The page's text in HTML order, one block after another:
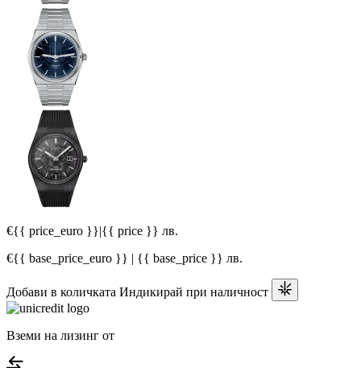
€{{ price_euro }}|{{ price }} лв.
€{{ base_price_euro }} | {{ base_price }} лв.
Добави в количката Индикирай при наличност
Вземи на лизинг от